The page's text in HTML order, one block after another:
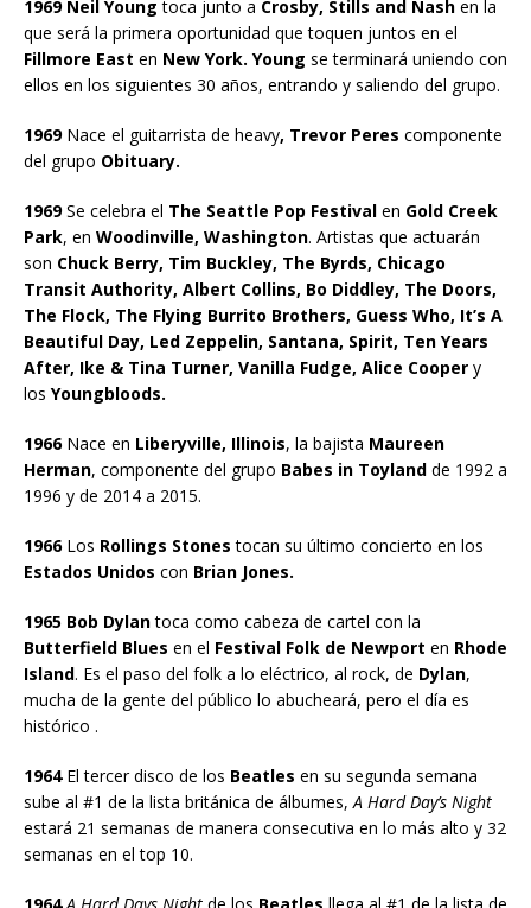
1969 Neil Young toca junto a Crosby, Stills and Nash en la
que será la primera oportunidad que toquen juntos en el
Fillmore East en New York. Young se terminará uniendo con
ellos en los siguientes 30 años, entrando y saliendo del grupo.
1969Nace el guitarrista de heavy, Trevor Peres componente
del grupo Obituary.
1969Se celebra el The Seattle Pop Festival en Gold Creek
Park, en Woodinville, Washington. Artistas que actuarán
son Chuck Berry, Tim Buckley, The Byrds, Chicago
Transit Authority, Albert Collins, Bo Diddley, The Doors,
The Flock, The Flying Burrito Brothers, Guess Who, It’s A
Beautiful Day, Led Zeppelin, Santana, Spirit, Ten Years
After, Ike & Tina Turner, Vanilla Fudge, Alice Cooper y
los Youngbloods.
1966Nace en Liberyville, Illinois, la bajista Maureen
Herman, componente del grupo Babes in Toyland de 1992 a
1996 y de 2014 a 2015.
1966Los Rollings Stones tocan su último concierto en los
Estados Unidos con Brian Jones.
1965 Bob Dylantoca como cabeza de cartel con la
Butterfield Blues en el Festival Folk de Newport en Rhode
Island. Es el paso del folk a lo eléctrico, al rock, de Dylan,
mucha de la gente del público lo abucheará, pero el día es
histórico .
1964El tercer disco de los Beatles en su segunda semana
sube al #1 de la lista británica de álbumes, A Hard Day’s Night
estará 21 semanas de manera consecutiva en lo más alto y 32
semanas en el top 10.
1964 A Hard Days Night de los Beatles llega al #1 de la lista de